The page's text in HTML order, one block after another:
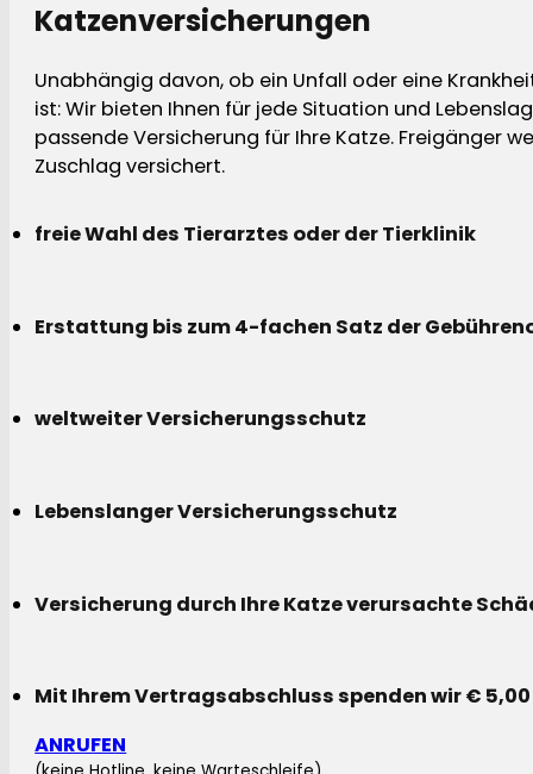
Katzenversicherungen
Unabhängig davon, ob ein Unfall oder eine
ist: Wir bieten Ihnen für jede Situation und
passende Versicherung für Ihre Katze. Freigänger
Zuschlag versichert.
freie Wahl des Tierarztes oder der Tierklinik
Erstattung bis zum 4-fachen Satz der
weltweiter Versicherungsschutz
Lebenslanger Versicherungsschutz
Versicherung durch Ihre Katze verursachte
Mit Ihrem Vertragsabschluss spenden wir €
ANRUFEN